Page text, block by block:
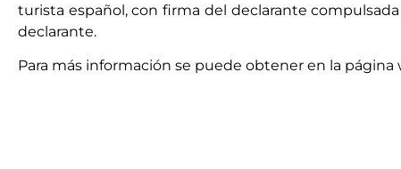
turista español, con firma del declarante
declarante.
Para más información se puede obtener en la página